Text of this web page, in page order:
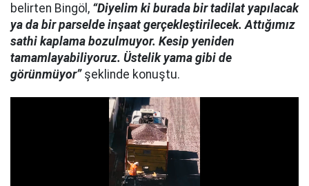
belirten Bingöl, “Diyelim ki burada bir tadilat yapılacak
ya da bir parselde inşaat gerçekleştirilecek. Attığımız
sathi kaplama bozulmuyor. Kesip yeniden
tamamlayabiliyoruz. Üstelik yama gibi de
görünmüyor”şeklinde konuştu.